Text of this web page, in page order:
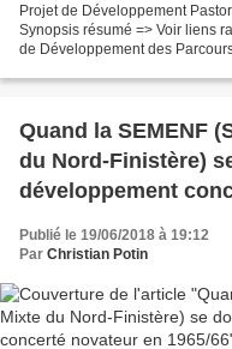
Projet de Développement
Synopsis résumé => Voir liens
de Développement des
Quand la SEMENF
du Nord-Finistère)
développement
Publié le 19/06/2018 à 19:12
Par Christian Potin